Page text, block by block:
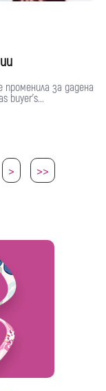
за дадена
buyer’s...
> >>